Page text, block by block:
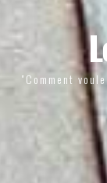
"Comment